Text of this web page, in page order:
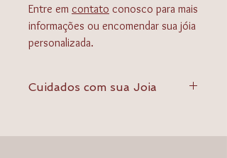
Entre em contato conosco para mais
informações ou encomendar sua jóia
personalizada.
Cuidados com sua Joia